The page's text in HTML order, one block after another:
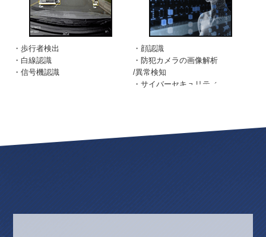
・歩行者検出
・白線認識
・信号機認識
・顔認識
・防犯カメラの画像解析
/異常検知
・サイバーセキュリティ